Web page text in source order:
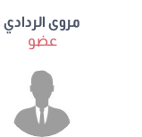
مروى الردادي
عضو